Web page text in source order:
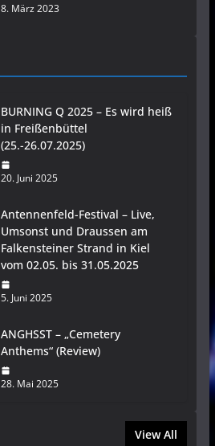
8. März 2023
BURNING Q 2025 – Es wird heiß
in Freißenbüttel
(25.-26.07.2025)
20. Juni 2025
Antennenfeld-Festival – Live,
Umsonst und Draussen am
Falkensteiner Strand in Kiel
vom 02.05. bis 31.05.2025
5. Juni 2025
ANGHSST – „Cemetery
Anthems“ (Review)
28. Mai 2025
View All